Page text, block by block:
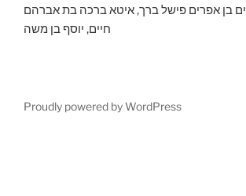
בן אפרים פישל ברך, איטא ברכה בת אברהם
חיים, יוסף בן משה
Proudly powered by WordPress